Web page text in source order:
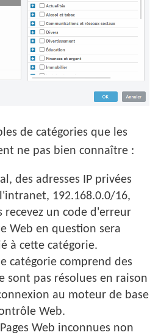
de catégories que les
ne pas bien connaître :
des adresses IP privées
192.168.0.0/16,
recevez un code d'erreur
Web en question sera
à cette catégorie.
catégorie comprend des
sont pas résolues en raison
au moteur de base
Web.
Web inconnues non